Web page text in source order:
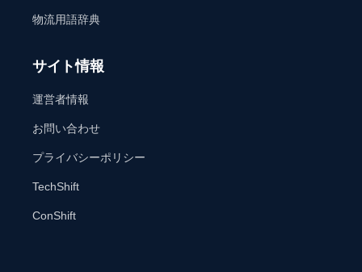
物流用語辞典
サイト情報
運営者情報
お問い合わせ
プライバシーポリシー
TechShift
ConShift